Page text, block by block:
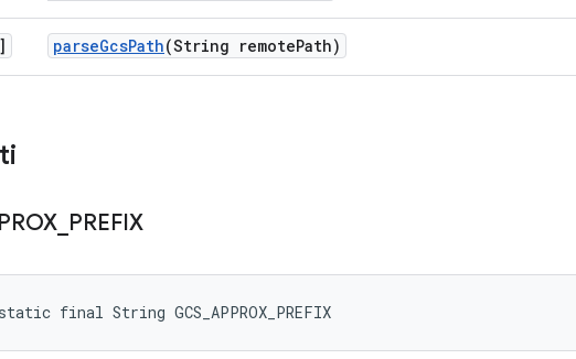
parseGcsPath(String remotePath)
PREFIX
final String GCS_APPROX_PREFIX